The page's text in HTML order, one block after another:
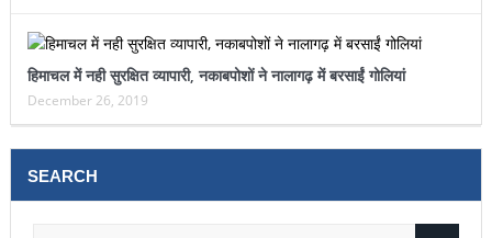
हिमाचल में नही सुरक्षित व्यापारी, नकाबपोशों ने नालागढ़ में बरसाईं गोलियां
December 26, 2019
SEARCH